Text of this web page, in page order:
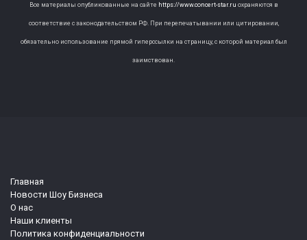
Все материалы опубликованные на сайте https://www.concert-star.ru охраняются в
соответствие с законодательством РФ. При перепечатывании или цитировании,
обязательно использование прямой гиперссылки на страницу, с которой материал был
заимствован.
Главная
Новости Шоу Бизнеса
О нас
Наши клиенты
Политика конфиденциальности